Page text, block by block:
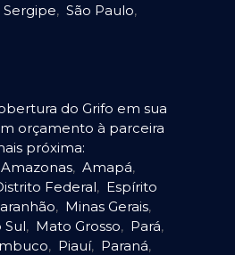
Sergipe, São Paulo,
do Grifo em sua
orçamento à parceira
próxima:
Amazonas, Amapá,
Federal, Espírito
, Minas Gerais,
Sul, Mato Grosso, Pará,
, Piauí, Paraná,